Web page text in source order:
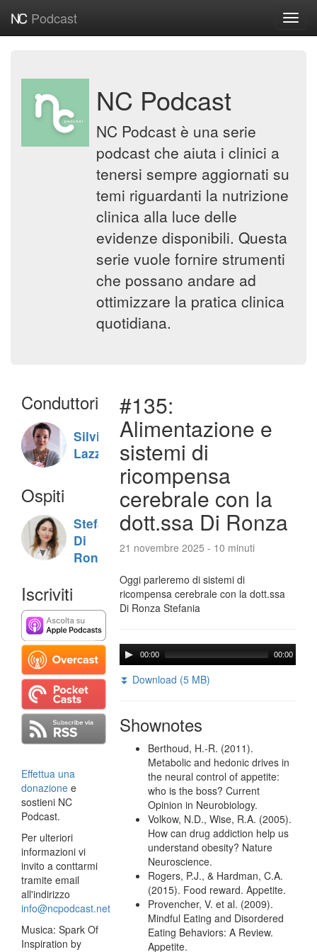
Podcast
NC Podcast
NC Podcast è una serie
podcast che aiuta i clinici a
tenersi sempre aggiornati su
temi riguardanti la nutrizione
clinica alla luce delle
evidenze disponibili. Questa
serie vuole fornire strumenti
che possano andare ad
ottimizzare la pratica clinica
quotidiana.
Conduttori
Silvia
Lazzaris
Ospiti
Stefania
Di
Ronza
Iscriviti
Effettua una
donazione e
sostieni NC
Podcast.
Per ulteriori
informazioni vi
invito a conttarmi
tramite email
all'indirizzo
info@ncpodcast.net
Musica: Spark Of
Inspiration by
#135:
Alimentazione e
sistemi di
ricompensa
cerebrale con la
dott.ssa Di Ronza
21 novembre 2025 - 10 minuti
Oggi parleremo di sistemi di
ricompensa cerebrale con la dott.ssa
Di Ronza Stefania
00:00 00:00
⏬ Download (5 MB)
Shownotes
Berthoud, H.-R. (2011).
Metabolic and hedonic drives in
the neural control of appetite:
who is the boss? Current
Opinion in Neurobiology.
Volkow, N.D., Wise, R.A. (2005).
How can drug addiction help us
understand obesity? Nature
Neuroscience.
Rogers, P.J., & Hardman, C.A.
(2015). Food reward. Appetite.
Provencher, V. et al. (2009).
Mindful Eating and Disordered
Eating Behaviors: A Review.
Appetite.